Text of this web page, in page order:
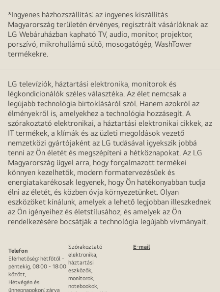
*Ingyenes házhozszállítás: az ingyenes kiszállítás
Magyarország területén érvényes, regisztrált vásárlóknak az
LG Webáruházban kapható TV, audio, monitor, projektor,
porszívó, mikrohullámú sütő, mosogatógép, WashTower
termékekre.
LG televíziók, háztartási elektronika, monitorok és
légkondicionálók széles választéka. Az élet nemcsak a
legújabb technológia birtoklásáról szól. Hanem azokról az
élményekről is, amelyekhez a technológia hozzásegít. A
szórakoztató elektronikai, a háztartási elektronikai cikkek, az
IT termékek, a klímák és az üzleti megoldások vezető
nemzetközi gyártójaként az LG tudásával igyekszik jobbá
tenni az Ön életét és megszépíteni a hétköznapokat. Az LG
Magyarország ügyel arra, hogy forgalmazott termékei
könnyen kezelhetők, modern formatervezésűek és
energiatakarékosak legyenek, hogy Ön hatékonyabban tudja
élni az életét, és közben óvja környezetünket. Olyan
eszközöket kínálunk, amelyek a lehető legjobban illeszkednek
az Ön igényeihez és életstílusához, és amelyek az Ön
rendelkezésére bocsátják a technológia legújabb vívmányait.
Telefon
Elérhetőség: hétfőtől -
péntekig, 08:00 - 18:00
között,
Hétvégén és
ünnepnapokon: zárva
Szórakoztató
elektronika,
háztartási
eszközök,
monitorok,
notebookok,
E-mail